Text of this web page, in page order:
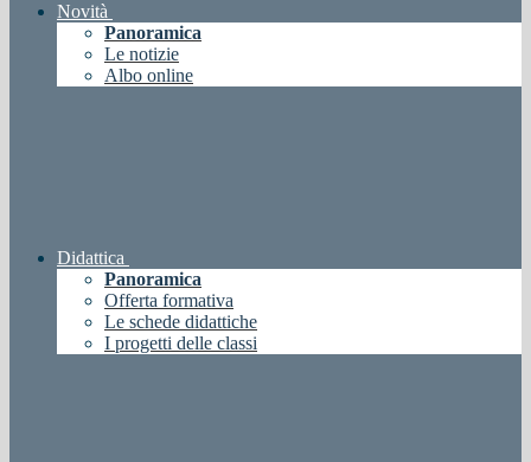
Novità
Panoramica
Le notizie
Albo online
Didattica
Panoramica
Offerta formativa
Le schede didattiche
I progetti delle classi